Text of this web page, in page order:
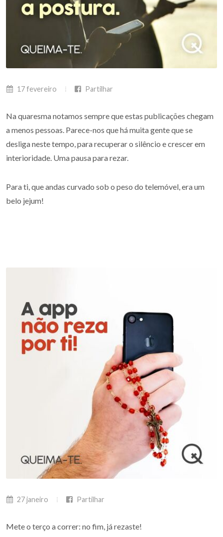
17 fevereiro Partilhar
Na quaresma notamos sempre que estas publicações chegam
a menos pessoas. Parece-nos que há muita gente que se
desliga neste tempo, para recuperar o silêncio e crescer em
interioridade. Uma pausa para rezar.
Para ti, que andas curvado sob o peso do telemóvel, era um
belo jejum!
27 janeiro Partilhar
Mete o terço a correr: no fim, já rezaste!